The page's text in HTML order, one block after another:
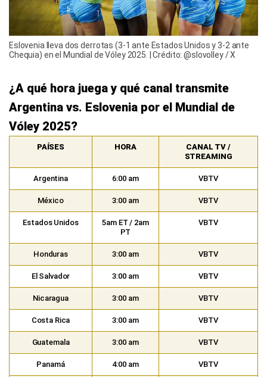
Eslovenia lleva dos derrotas (3-1 ante Estados Unidos y 3-2 ante
Chequia) en el Mundial de Vóley 2025. | Crédito: @slovolley / X
¿A qué hora juega y qué canal transmite
Argentina vs. Eslovenia por el Mundial de
Vóley 2025?
PAÍSES HORA
CANAL TV /
STREAMING
Argentina 6:00 am VBTV
México 3:00 am VBTV
Estados Unidos
5am ET / 2am
PT
VBTV
Honduras 3:00 am VBTV
El Salvador 3:00 am VBTV
Nicaragua 3:00 am VBTV
Costa Rica 3:00 am VBTV
Guatemala 3:00 am VBTV
Panamá 4:00 am VBTV